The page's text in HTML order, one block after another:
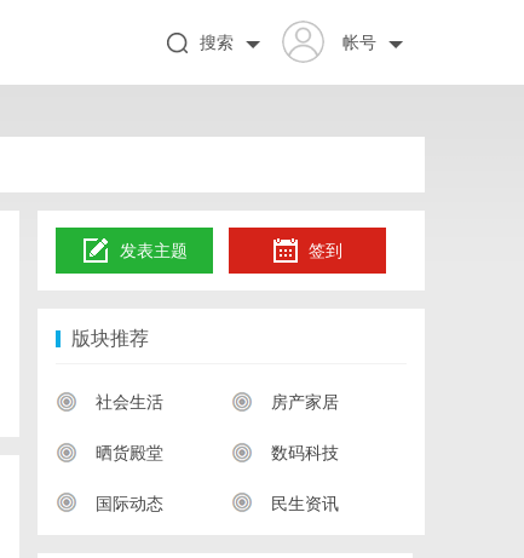
帐号
搜索
发表主题 签到
版块推荐
社会生活 房产家居
晒货殿堂 数码科技
国际动态 民生资讯